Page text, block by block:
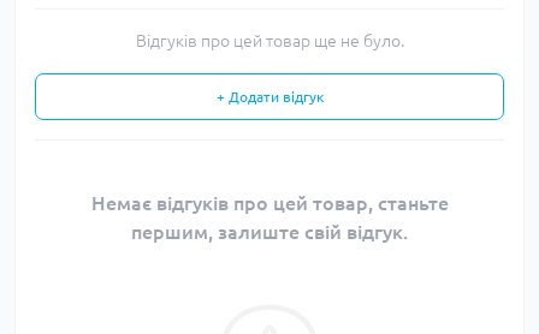
Відгуків про цей товар ще не було.
+ Додати відгук
Немає відгуків про цей товар, станьте
першим, залиште свій відгук.